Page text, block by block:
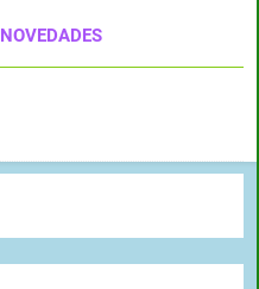
NOVEDADES